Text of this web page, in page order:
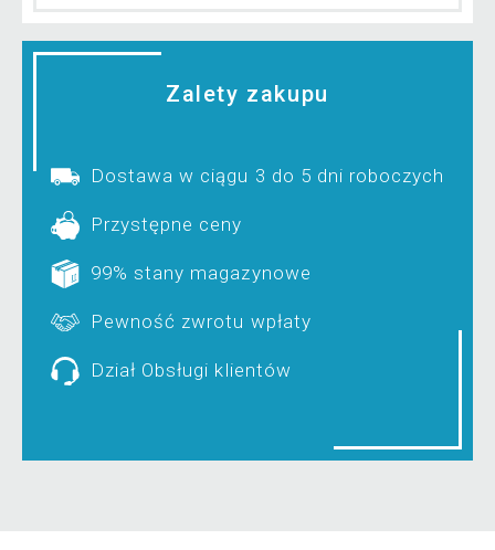
Zalety zakupu
Dostawa w ciągu 3 do 5 dni roboczych
Przystępne ceny
99% stany magazynowe
Pewność zwrotu wpłaty
Dział Obsługi klientów